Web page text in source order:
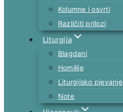
Kolumne i osvrti
Različiti prilozi
Liturgija
Blagdani
Homilije
Liturgijsko pjevanje
Note